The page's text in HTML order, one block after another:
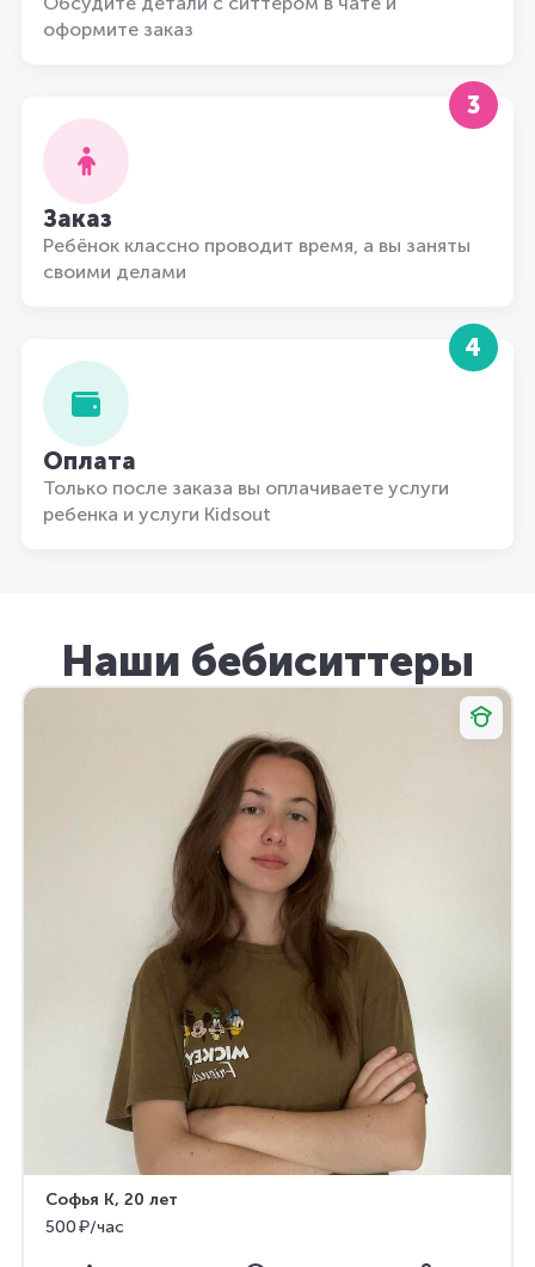
оформите заказ
3
Заказ
Ребёнок классно проводит время, а вы заняты
своими делами
4
Оплата
Только после заказа вы оплачиваете услуги
ребенка и услуги Kidsout
Наши бебиситтеры
Софья К, 20 лет
500 ₽/час